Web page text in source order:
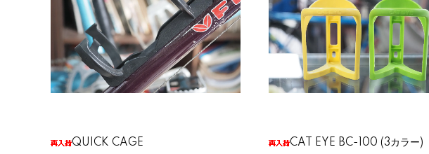
QUICK CAGE CAT EYE BC-100 (3カラー)